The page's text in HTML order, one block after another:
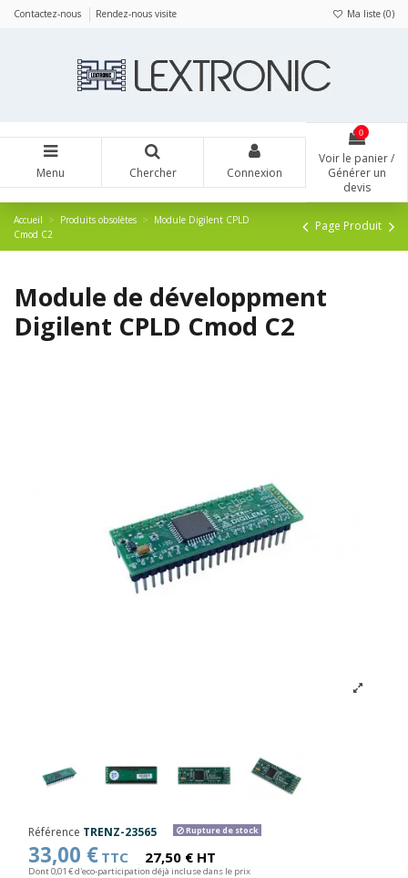
Contactez-nous Rendez-nous visite Ma liste (0)
Menu Chercher Connexion
0
Voir le panier /
Générer un
devis
Accueil Produits obsolètes
Module Digilent CPLD
Cmod C2
Page Produit
Module de développment
Digilent CPLD Cmod C2
Référence TRENZ-23565 Rupture de stock
33,00 € TTC 27,50 € HT
Dont 0,01 € d'eco-participation déjà incluse dans le prix
Panneau de gestion des cookies